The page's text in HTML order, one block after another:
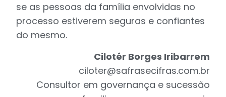
se as pessoas da família envolvidas no
processo estiverem seguras e confiantes
do mesmo.
Cilotér Borges Iribarrem
ciloter@safrasecifras.com.br
Consultor em governança e sucessão